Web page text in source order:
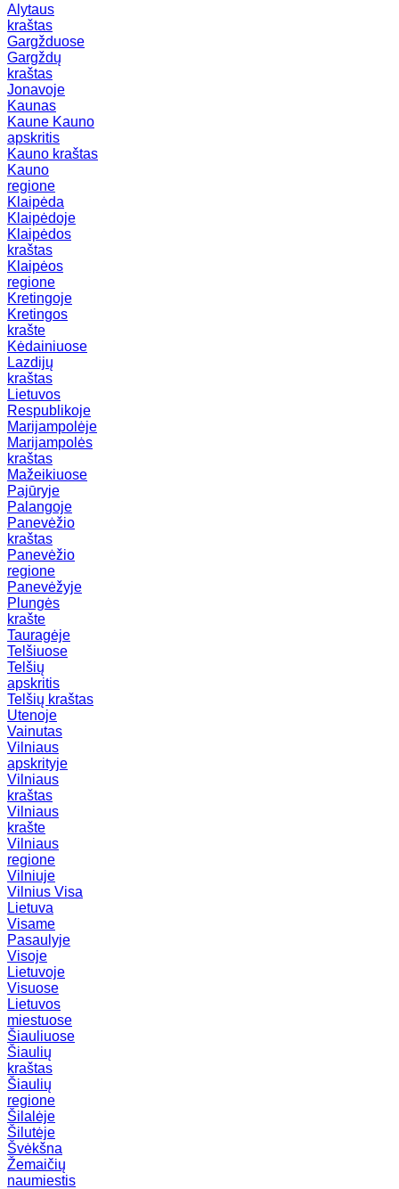
Alytaus
kraštas
Gargžduose
Gargždų
kraštas
Jonavoje
Kaunas
Kaune Kauno
apskritis
Kauno kraštas
Kauno
regione
Klaipėda
Klaipėdoje
Klaipėdos
kraštas
Klaipėos
regione
Kretingoje
Kretingos
krašte
Kėdainiuose
Lazdijų
kraštas
Lietuvos
Respublikoje
Marijampolėje
Marijampolės
kraštas
Mažeikiuose
Pajūryje
Palangoje
Panevėžio
kraštas
Panevėžio
regione
Panevėžyje
Plungės
krašte
Tauragėje
Telšiuose
Telšių
apskritis
Telšių kraštas
Utenoje
Vainutas
Vilniaus
apskrityje
Vilniaus
kraštas
Vilniaus
krašte
Vilniaus
regione
Vilniuje
Vilnius Visa
Lietuva
Visame
Pasaulyje
Visoje
Lietuvoje
Visuose
Lietuvos
miestuose
Šiauliuose
Šiaulių
kraštas
Šiaulių
regione
Šilalėje
Šilutėje
Švėkšna
Žemaičių
naumiestis